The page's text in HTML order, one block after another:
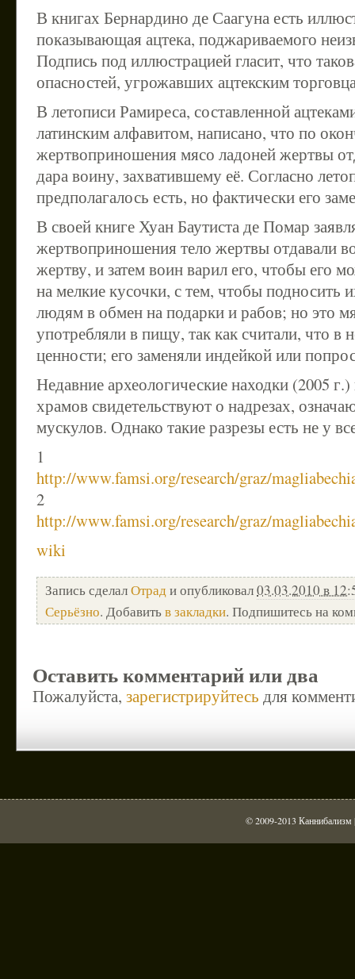
В книгах Бернардино де Саагуна есть
показывающая ацтека, поджариваемого
Подпись под иллюстрацией гласит, что
опасностей, угрожавших ацтекским
В летописи Рамиреса, составленной
латинским алфавитом, написано, что по
жертвоприношения мясо ладоней жертвы
дара воину, захватившему её. Согласно
предполагалось есть, но фактически его
В своей книге Хуан Баутиста де Помар
жертвоприношения тело жертвы отдавали
жертву, и затем воин варил его, чтобы его
на мелкие кусочки, с тем, чтобы подносить
людям в обмен на подарки и рабов; но это
употребляли в пищу, так как считали, что в
ценности; его заменяли индейкой или
Недавние археологические находки (2005 г.)
храмов свидетельствуют о надрезах,
мускулов. Однако такие разрезы есть не у
1
http://www.famsi.org/research/graz/
2
http://www.famsi.org/research/graz/
wiki
Запись сделалОтради опубликовал03.03.2010 в
Серьёзно. Добавитьв закладки. Подпишитесь на
Оставить комментарий или два
Пожалуйста, зарегистрируйтесь для
© 2009-2013 Каннибализм